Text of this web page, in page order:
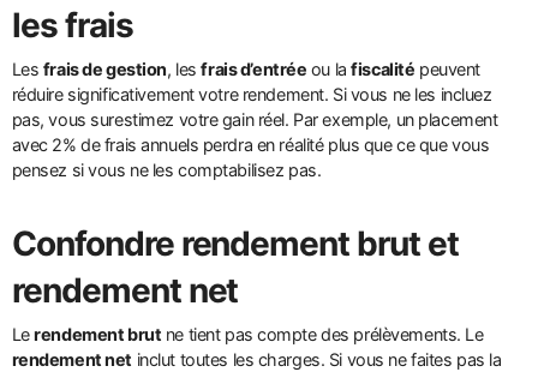
les frais
Les frais de gestion, lesfrais d’entrée ou lafiscalité peuvent
réduire significativement votre rendement. Si vous ne les incluez
pas, vous surestimez votre gain réel. Par exemple, un placement
avec 2% de frais annuels perdra en réalité plus que ce que vous
pensez si vous ne les comptabilisez pas.
Confondre rendement brut et
rendement net
Lerendement brut ne tient pas compte des prélèvements. Le
rendement net inclut toutes les charges. Si vous ne faites pas la